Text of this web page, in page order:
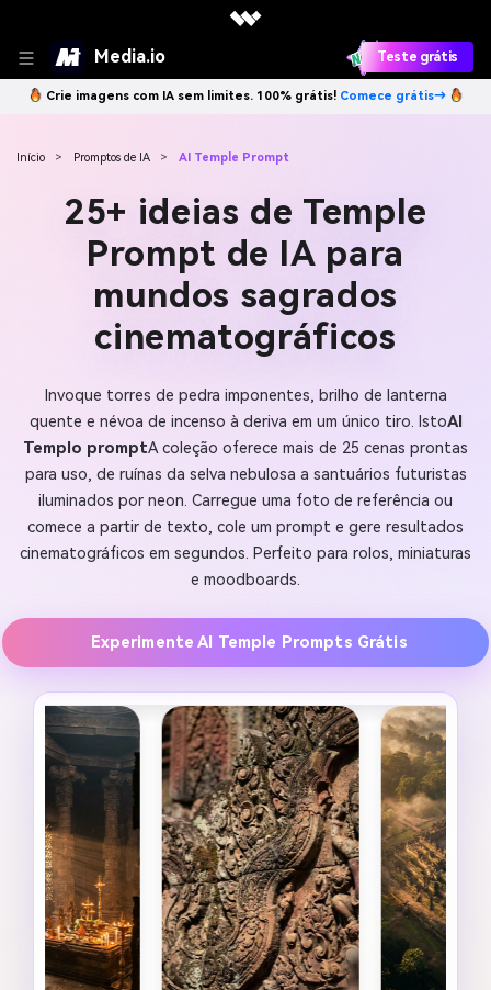
Media.io Teste grátis
Crie imagens com IA sem limites. 100% grátis! Comece grátis→
Início > Promptos de IA > AI Temple Prompt
25+ ideias de Temple
Prompt de IA para
mundos sagrados
cinematográficos
Invoque torres de pedra imponentes, brilho de lanterna
quente e névoa de incenso à deriva em um único tiro. IstoAI
Templo promptA coleção oferece mais de 25 cenas prontas
para uso, de ruínas da selva nebulosa a santuários futuristas
iluminados por neon. Carregue uma foto de referência ou
comece a partir de texto, cole um prompt e gere resultados
cinematográficos em segundos. Perfeito para rolos, miniaturas
e moodboards.
Experimente AI Temple Prompts Grátis